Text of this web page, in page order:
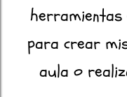
para crear
aula o